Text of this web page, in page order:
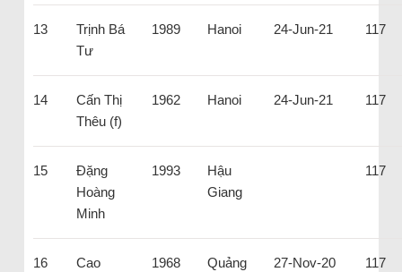
13
Trịnh Bá
Tư
1989 Hanoi 24-Jun-21 117
14
Cấn Thị
Thêu (f)
1962 Hanoi 24-Jun-21 117
15
Đặng
Hoàng
Minh
1993
Hậu
Giang
117
16
Cao
1968
Quảng
27-Nov-20 117